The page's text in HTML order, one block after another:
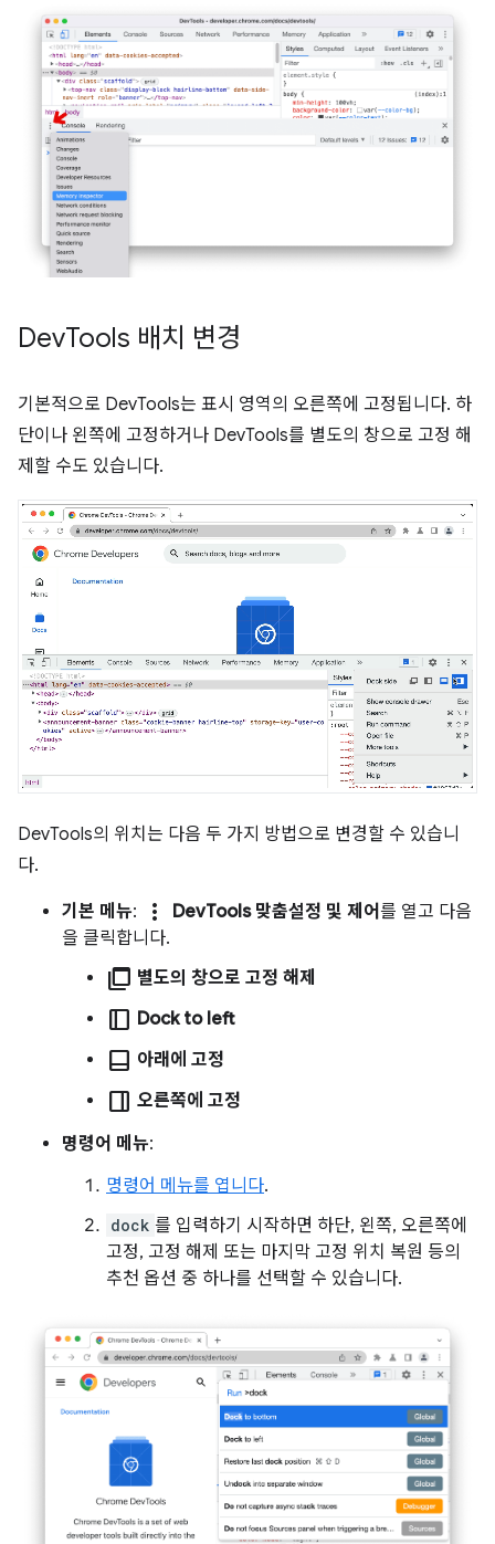
DevTools 배치 변경
기본적으로 DevTools는 표시 영역의 오른쪽에 고정됩니다. 하
단이나 왼쪽에 고정하거나 DevTools를 별도의 창으로 고정 해
제할 수도 있습니다.
DevTools의 위치는 다음 두 가지 방법으로 변경할 수 있습니
다.
기본 메뉴: more_vert DevTools 맞춤설정 및 제어 를 열고 다음
을 클릭합니다.
ad_group 별도의 창으로 고정 해제
dock_to_right Dock to left
dock_to_bottom 아래에 고정
dock_to_left 오른쪽에 고정
명령어 메뉴:
명령어 메뉴를 엽니다.
dock 를 입력하기 시작하면 하단, 왼쪽, 오른쪽에
고정, 고정 해제 또는 마지막 고정 위치 복원 등의
추천 옵션 중 하나를 선택할 수 있습니다.